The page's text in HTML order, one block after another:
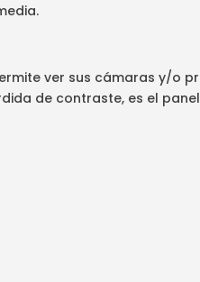
ver sus cámaras y/o
de contraste, es el